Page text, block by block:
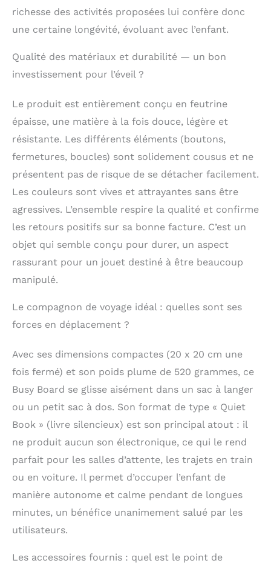
éducatifs sensoriels
et interactifs
la reconnaissance des
chiffres et des lettres,
l'attribution de la
l'apprentissage des
compétences de vie,
animaux, le dessin (la
planche à dessin est
réutilisable), etc. Le
enfants à rester
éloignés des écrans
électroniques, à
apprendre de manière
ludique et à créer une
bonne atmosphère
Montessori est un
cadeau plein d'amour
votre fils, votre fille,
votre petite-fille, votre
petite-fille, votre
petite-fille, votre
votre frère ou votre
sœur. Busy Board peut
être utilisé comme
cadeau de Noël,
cadeau de Nouvel An,
cadeau de fête,
cadeau amusant pour
filles et garçons et
JOUET DE VOYAGE
richesse des activités proposées lui confère donc
une certaine longévité, évoluant avec l’enfant.
Qualité des matériaux et durabilité — un bon
investissement pour l’éveil ?
Le produit est entièrement conçu en feutrine
épaisse, une matière à la fois douce, légère et
résistante. Les différents éléments (boutons,
fermetures, boucles) sont solidement cousus et ne
présentent pas de risque de se détacher facilement.
Les couleurs sont vives et attrayantes sans être
agressives. L’ensemble respire la qualité et confirme
les retours positifs sur sa bonne facture. C’est un
objet qui semble conçu pour durer, un aspect
rassurant pour un jouet destiné à être beaucoup
manipulé.
Le compagnon de voyage idéal : quelles sont ses
forces en déplacement ?
Avec ses dimensions compactes (20 x 20 cm une
fois fermé) et son poids plume de 520 grammes, ce
Busy Board se glisse aisément dans un sac à langer
ou un petit sac à dos. Son format de type « Quiet
Book » (livre silencieux) est son principal atout : il
ne produit aucun son électronique, ce qui le rend
parfait pour les salles d’attente, les trajets en train
ou en voiture. Il permet d’occuper l’enfant de
manière autonome et calme pendant de longues
minutes, un bénéfice unanimement salué par les
utilisateurs.
Les accessoires fournis : quel est le point de